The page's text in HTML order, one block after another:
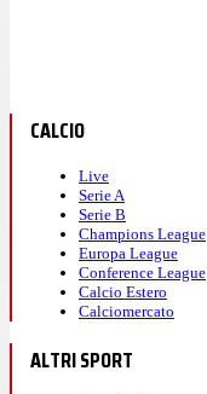
CALCIO
Live
Serie A
Serie B
Champions League
Europa League
Conference League
Calcio Estero
Calciomercato
ALTRI SPORT